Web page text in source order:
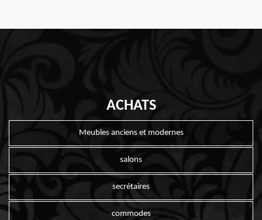
ACHATS
Meubles anciens et modernes
salons
secrétaires
commodes